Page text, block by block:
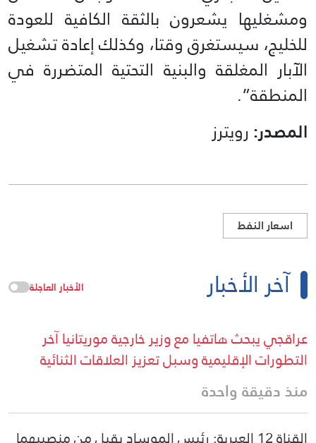
ومشغليها يشعرون بالثقة الكافية للعودة
للخليج، سيستغرق وقتا، وكذلك إعادة تشغيل
الآبار المغلقة والبنية التحتية المتضررة في
المنطقة”.
المصدر: رويترز
اسعار النفط
آخر الأخبار الأخبار العاجلة
عراقجي يبحث هاتفيا مع وزير خارجية موريتانيا آخر
التطورات الإقليمية وسبل تعزيز العلاقات الثنائية
منذ دقيقة واحدة